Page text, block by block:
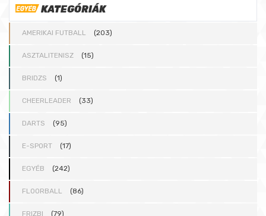
KATEGÓRIÁK
AMERIKAI FUTBALL (203)
ASZTALITENISZ (15)
BRIDZS (1)
CHEERLEADER (33)
DARTS (95)
E-SPORT (17)
EGYÉB (242)
FLOORBALL (86)
FRIZBI (79)